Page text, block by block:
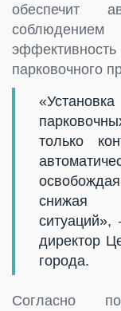
обеспечит
парковочного
только
снижая
директор
города.
Согласно